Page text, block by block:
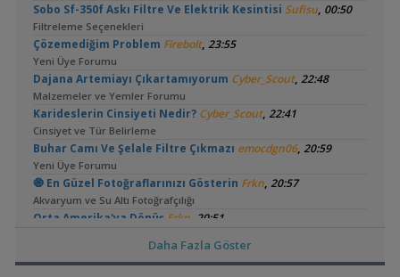
Sobo Sf-350f Askı Filtre Ve Elektrik Kesintisi Sufisu, 00:50
Filtreleme Seçenekleri
Çözemediğim Problem Firebolt, 23:55
Yeni Üye Forumu
Dajana Artemiayı Çıkartamıyorum Cyber_Scout, 22:48
Malzemeler ve Yemler Forumu
Karideslerin Cinsiyeti Nedir? Cyber_Scout, 22:41
Cinsiyet ve Tür Belirleme
Buhar Camı Ve Şelale Filtre Çıkmazı emocdgn06, 20:59
Yeni Üye Forumu
🧿 En Güzel Fotoğraflarınızı Gösterin Frkn, 20:57
Akvaryum ve Su Altı Fotoğrafçılığı
Orta Amerika'ya Dönüş Frkn, 20:51
Tankta Yosun İstilası Betta_King ,16:23
Akvaryum ve Tür Tavsiyesi
Daha Fazla Göster